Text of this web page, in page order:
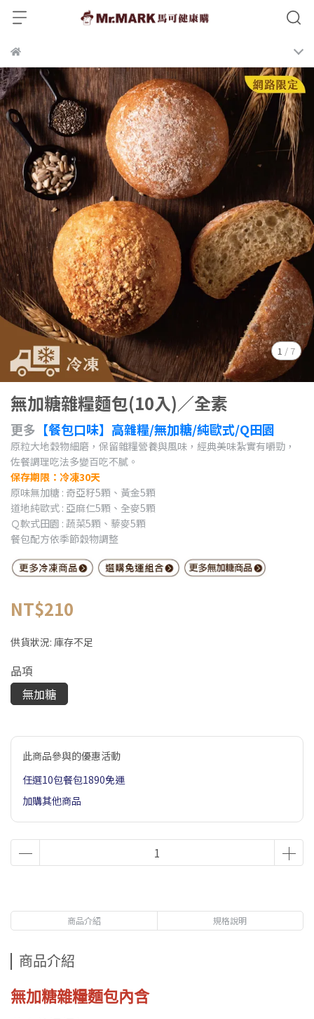
1 / 7
無加糖雜糧麵包(10入)／全素
更多 【餐包口味】高雜糧/無加糖/純歐式/Q田園
原粒大地穀物細磨，保留雜糧營養與風味，經典美味紮實有嚼勁，
佐餐調理吃法多變百吃不膩。
保存期限：冷凍30天
原味無加糖 : 奇亞籽5顆、黃金5顆
道地純歐式 : 亞麻仁5顆、全麥5顆
Ｑ軟式田園 : 蔬菜5顆、藜麥5顆
餐包配方依季節穀物調整
NT$210
供貨狀況: 庫存不足
品項
無加糖
此商品參與的優惠活動
任選10包餐包1890免運
加購其他商品
商品介紹 規格說明
商品介紹
無加糖雜糧麵包內含